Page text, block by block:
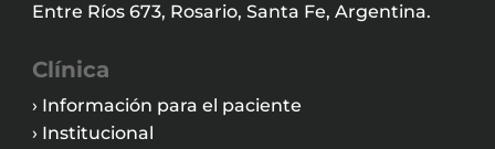
Entre Ríos 673, Rosario, Santa Fe, Argentina.
Clínica
› Información para el paciente
› Institucional